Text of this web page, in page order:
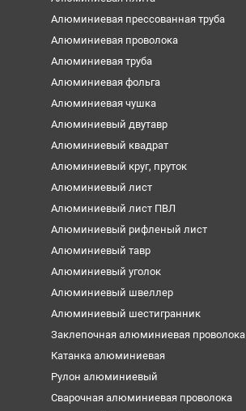
Алюминиевая прессованная труба
Алюминиевая проволока
Алюминиевая труба
Алюминиевая фольга
Алюминиевая чушка
Алюминиевый двутавр
Алюминиевый квадрат
Алюминиевый круг, пруток
Алюминиевый лист
Алюминиевый лист ПВЛ
Алюминиевый рифленый лист
Алюминиевый тавр
Алюминиевый уголок
Алюминиевый швеллер
Алюминиевый шестигранник
Заклепочная алюминиевая проволока
Катанка алюминиевая
Рулон алюминиевый
Сварочная алюминиевая проволока